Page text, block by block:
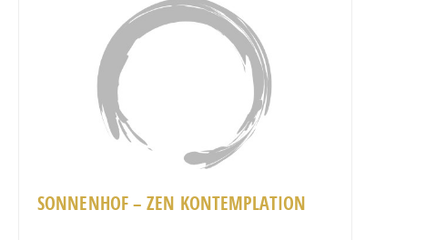
SONNENHOF – ZEN KONTEMPLATION